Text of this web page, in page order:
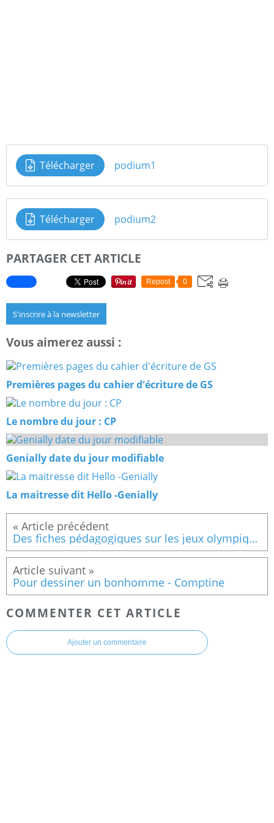
Télécharger podium1
Télécharger podium2
PARTAGER CET ARTICLE
Repost 0
S'inscrire à la newsletter
Vous aimerez aussi :
Premières pages du cahier d'écriture de GS
Le nombre du jour : CP
Genially date du jour modifiable
La maitresse dit Hello -Genially
Des fiches pédagogiques sur les jeux olympiques pour le cycle 1
Pour dessiner un bonhomme - Comptine
COMMENTER CET ARTICLE
Ajouter un commentaire